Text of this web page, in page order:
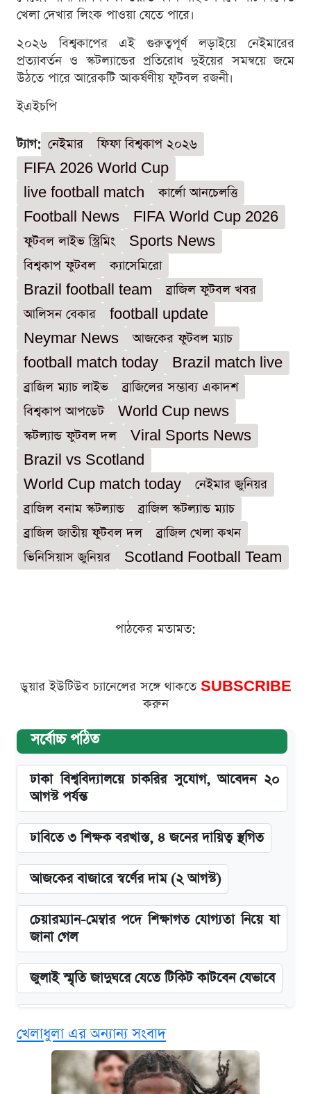
খেলা দেখার লিংক পাওয়া যেতে পারে।
২০২৬ বিশ্বকাপের এই গুরুত্বপূর্ণ লড়াইয়ে নেইমারের
প্রত্যাবর্তন ও স্কটল্যান্ডের প্রতিরোধ দুইয়ের সমন্বয়ে জমে
উঠতে পারে আরেকটি আকর্ষণীয় ফুটবল রজনী।
ইএইচপি
ট্যাগ: নেইমার
ফিফা বিশ্বকাপ ২০২৬
FIFA 2026 World Cup
live football match
কার্লো আনচেলত্তি
Football News
FIFA World Cup 2026
ফুটবল লাইভ স্ট্রিমিং
Sports News
বিশ্বকাপ ফুটবল
ক্যাসেমিরো
Brazil football team
ব্রাজিল ফুটবল খবর
আলিসন বেকার
football update
Neymar News
আজকের ফুটবল ম্যাচ
football match today
Brazil match live
ব্রাজিল ম্যাচ লাইভ
ব্রাজিলের সম্ভাব্য একাদশ
বিশ্বকাপ আপডেট
World Cup news
স্কটল্যান্ড ফুটবল দল
Viral Sports News
Brazil vs Scotland
World Cup match today
নেইমার জুনিয়র
ব্রাজিল বনাম স্কটল্যান্ড
ব্রাজিল স্কটল্যান্ড ম্যাচ
ব্রাজিল জাতীয় ফুটবল দল
ব্রাজিল খেলা কখন
ভিনিসিয়াস জুনিয়র
Scotland Football Team
পাঠকের মতামত:
ডুয়ার ইউটিউব চ্যানেলের সঙ্গে থাকতে SUBSCRIBE
করুন
সর্বোচ্চ পঠিত
ঢাকা বিশ্ববিদ্যালয়ে চাকরির সুযোগ, আবেদন ২০
আগস্ট পর্যন্ত
ঢাবিতে ৩ শিক্ষক বরখাস্ত, ৪ জনের দায়িত্ব স্থগিত
আজকের বাজারে স্বর্ণের দাম (২ আগস্ট)
চেয়ারম্যান-মেম্বার পদে শিক্ষাগত যোগ্যতা নিয়ে যা
জানা গেল
জুলাই স্মৃতি জাদুঘরে যেতে টিকিট কাটবেন যেভাবে
ভাতা
দেশের বাজারে ফের বেড়েছে সোনার দাম
খেলাধুলা এর অন্যান্য সংবাদ